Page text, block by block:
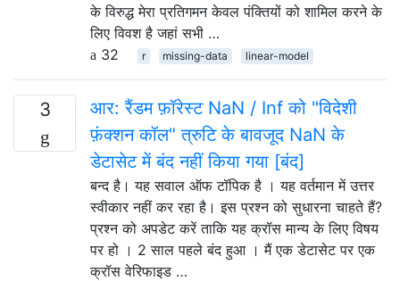
के विरुद्ध मेरा प्रतिगमन केवल पंक्तियों को शामिल करने के
लिए विवश है जहां सभी …
32
r missing-data linear-model
3
आर: रैंडम फ़ॉरेस्ट NaN / Inf को "विदेशी
फ़ंक्शन कॉल" त्रुटि के बावजूद NaN के
डेटासेट में बंद नहीं किया गया [बंद]
बन्द है। यह सवाल ऑफ टॉपिक है । यह वर्तमान में उत्तर
स्वीकार नहीं कर रहा है। इस प्रश्न को सुधारना चाहते हैं?
प्रश्न को अपडेट करें ताकि यह क्रॉस मान्य के लिए विषय
पर हो । 2 साल पहले बंद हुआ । मैं एक डेटासेट पर एक
क्रॉस वेरिफाइड …